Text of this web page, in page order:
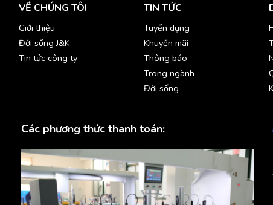
VỀ CHÚNG TÔI
Giới thiệu
Đời sống J&K
Tin tức công ty
TIN TỨC
Tuyển dụng
Khuyến mãi
Thông báo
Trong ngành
Đời sống
Các phương thức thanh toán: